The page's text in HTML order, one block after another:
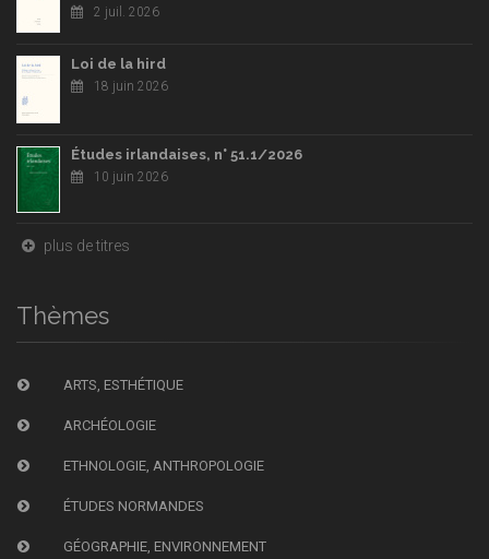
2 juil. 2026
Loi de la hird
18 juin 2026
Études irlandaises, n° 51.1/2026
10 juin 2026
plus de titres
Thèmes
ARTS, ESTHÉTIQUE
ARCHÉOLOGIE
ETHNOLOGIE, ANTHROPOLOGIE
ÉTUDES NORMANDES
GÉOGRAPHIE, ENVIRONNEMENT